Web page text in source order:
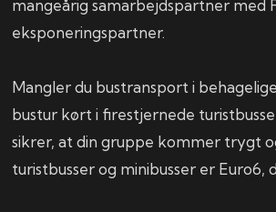
mangeårig samarbejdspartner med
eksponeringspartner.
Mangler du bustransport i
bustur kørt i firestjernede
sikrer, at din gruppe kommer trygt
turistbusser og minibusser er Euro6,